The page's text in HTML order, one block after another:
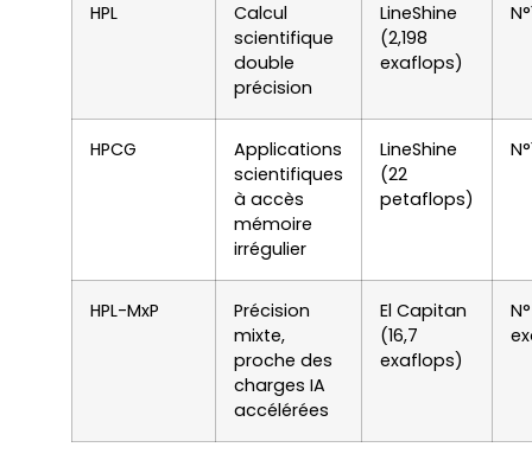
HPL
Calcul
scientifique
double
précision
LineShine
(2,198
exaflops)
HPCG
Applications
scientifiques
à accès
mémoire
irrégulier
LineShine
(22
petaflops)
HPL-MxP
Précision
mixte,
proche des
charges IA
accélérées
El Capitan
(16,7
exaflops)